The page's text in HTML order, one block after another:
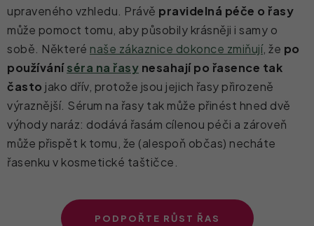
upraveného vzhledu. Právě pravidelná péče o řasy
může pomoct tomu, aby působily krásněji i samy o
sobě. Některé naše zákaznice dokonce zmiňují, že po
používáníséra na řasy nesahají po řasence tak
často jako dřív, protože jsou jejich řasy přirozeně
výraznější. Sérum na řasy tak může přinést hned dvě
výhody naráz: dodává řasám cílenou péči a zároveň
může přispět k tomu, že (alespoň občas) necháte
řasenku v kosmetické taštičce.
PODPOŘTE RŮST ŘAS